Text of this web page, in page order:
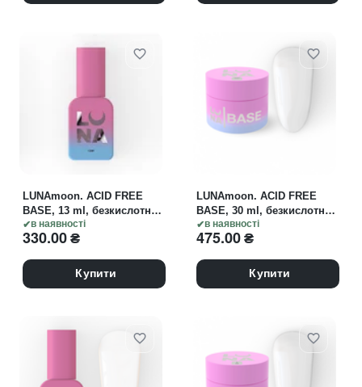
в наявності
LUNAmoon. ACID FREE
BASE, 13 ml, безкислотна
база
330.00₴
Купити
в наявності
LUNAmoon. ACID FREE
BASE, 30 ml, безкислотна
база
475.00₴
Купити